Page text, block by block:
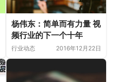
杨伟东：简单而有力量 视
频行业的下一个十年
行业动态 2016年12月22日